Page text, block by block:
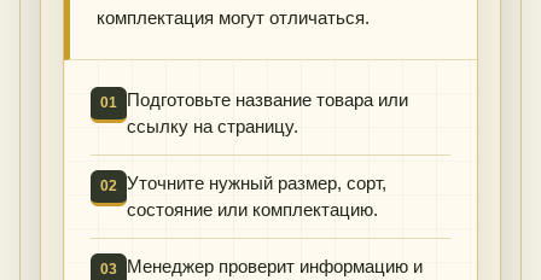
комплектация могут отличаться.
01
Подготовьте название товара или
ссылку на страницу.
02 Уточните нужный размер, сорт,
состояние или комплектацию.
03
Менеджер проверит информацию и